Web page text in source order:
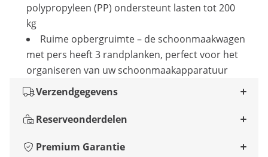
polypropyleen (PP) ondersteunt lasten tot 200
kg
Ruime opbergruimte – de schoonmaakwagen
met pers heeft 3 randplanken, perfect voor het
organiseren van uw schoonmaakapparatuur
Verzendgegevens
Reserveonderdelen
Premium Garantie